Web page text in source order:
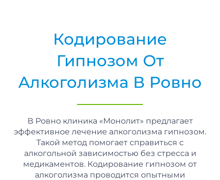
Кодирование
Гипнозом От
Алкоголизма В Ровно
В Ровно клиника «Монолит» предлагает
эффективное лечение алкоголизма гипнозом.
Такой метод помогает справиться с
алкогольной зависимостью без стресса и
медикаментов. Кодирование гипнозом от
алкоголизма проводится опытными